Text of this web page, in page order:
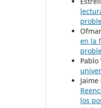
en la
Pablo
los